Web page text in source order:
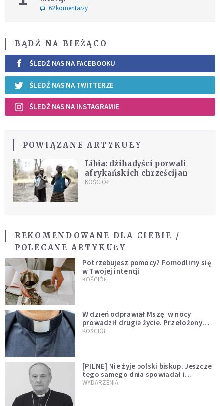
62 komentarzy
BĄDŹ NA BIEŻĄCO
ŚLEDŹ NAS NA FACEBOOKU
ŚLEDŹ NAS NA TWITTERZE
ŚLEDŹ NAS NA INSTAGRAMIE
POWIĄZANE ARTYKUŁY
Libia: dżihadyści porwali
afrykańskich chrześcijan
KOŚCIÓŁ
REKOMENDOWANE DLA CIEBIE /
POLECANE ARTYKUŁY
Potrzebujesz pomocy? Pomodlimy się
w Twojej intencji
KOŚCIÓŁ
W dzień odprawiał Mszę, w nocy
prowadził drugie życie. Przełożony
kazał mu opuścić zakon
KOŚCIÓŁ
[PILNE] Nie żyje polski biskup. Jeszcze
tego samego dnia spowiadał i
sprawował Mszę świętą
WYDARZENIA